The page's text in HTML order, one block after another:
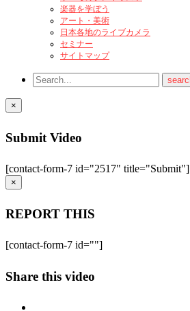
楽器を学ぼう
アート・美術
日本各地のライブカメラ
セミナー
サイトマップ
×
Submit Video
[contact-form-7 id="2517" title="Submit"]
×
REPORT THIS
[contact-form-7 id=""]
Share this video